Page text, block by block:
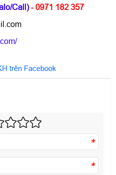
Call) - 0971 182 357
trên Facebook
*
*